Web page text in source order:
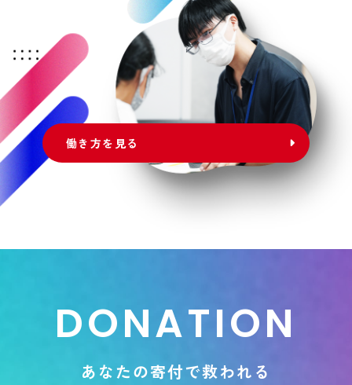
働き方を見る
DONATION
あ な たの寄付で救われ る